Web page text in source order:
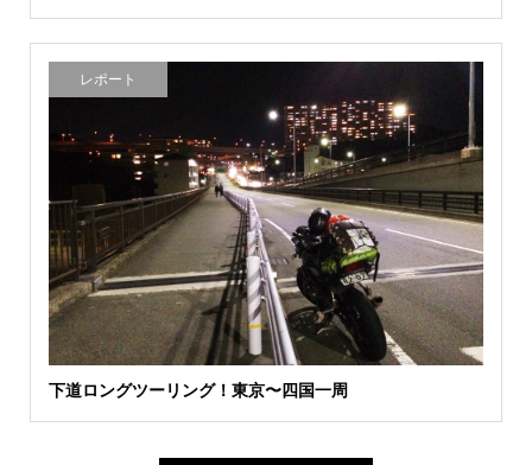
レポート
下道ロングツーリング！東京〜四国一周